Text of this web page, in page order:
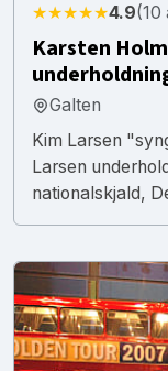
★★★★★4.9(10
Karsten
Galten
Kim Larsen
Larsen
nationalskjald,